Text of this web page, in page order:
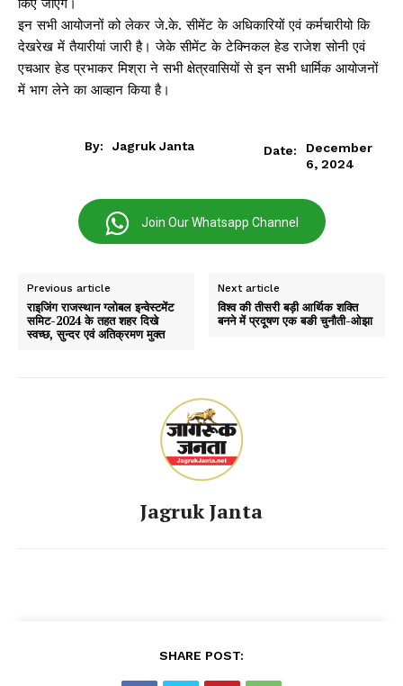
किए जाएंगे।
इन सभी आयोजनों को लेकर जे.के. सीमेंट के अधिकारियों एवं कर्मचारीयो कि
देखरेख में तैयारीयां जारी है। जेके सीमेंट के टेक्निकल हेड राजेश सोनी एवं
एचआर हेड प्रभाकर मिश्रा ने सभी क्षेत्रवासियों से इन सभी धार्मिक आयोजनों
में भाग लेने का आव्हान किया है।
By: Jagruk Janta Date:
December
6, 2024
Join Our Whatsapp Channel
Previous article
राइजिंग राजस्थान ग्लोबल इन्वेस्टमेंट
समिट-2024 के तहत शहर दिखे
स्वच्छ, सुन्दर एवं अतिक्रमण मुक्त
Next article
विश्व की तीसरी बड़ी आर्थिक शक्ति
बनने में प्रदूषण एक बङी चुनौती-ओझा
Jagruk Janta
SHARE POST: